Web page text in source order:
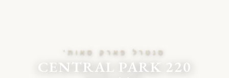
סנטרל פארק סאות'
220 CENTRAL PARK